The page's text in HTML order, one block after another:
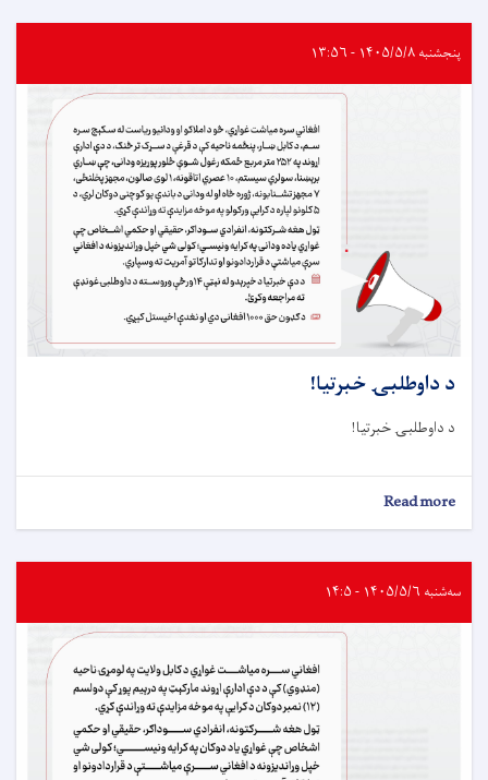
خبرتيا!
پنجشنبه ۱۴۰۵/۵/۸ - ۱۳:۵۶
د داوطلبۍ خبرتيا!
د داوطلبۍ خبرتيا!
Read more
د
خبرتيا!
سه‌شنبه ۱۴۰۵/۵/۶ - ۱۴:۵